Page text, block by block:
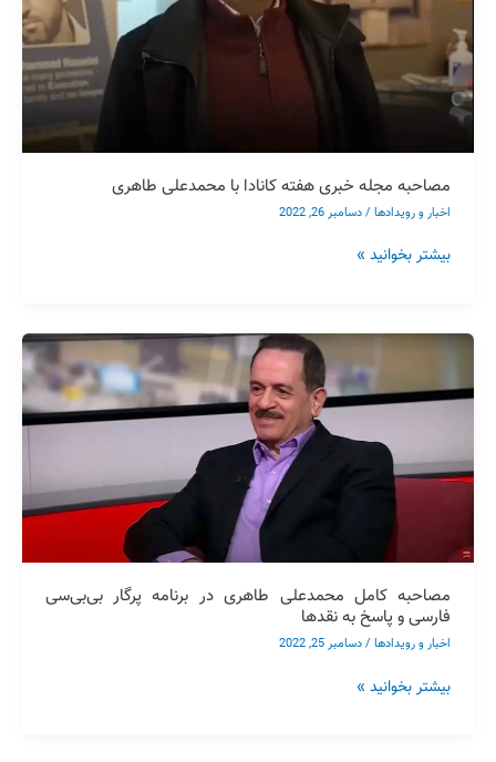
مصاحبه مجله خبری هفته کانادا با محمدعلی طاهری
اخبار و رویدادها/دسامبر 26, 2022
بیشتر بخوانید »
مصاحبه کامل محمدعلی طاهری در برنامه پرگار بی‌بی‌سی
فارسی و پاسخ به نقدها
اخبار و رویدادها/دسامبر 25, 2022
مصاحبه
محمدعلی
برنامه
پرگار
و
پاسخ
به
نقدها
بیشتر بخوانید »